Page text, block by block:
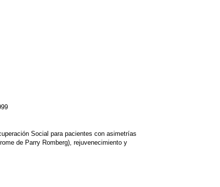
Social para pacientes con asimetrías
de Parry Romberg), rejuvenecimiento y